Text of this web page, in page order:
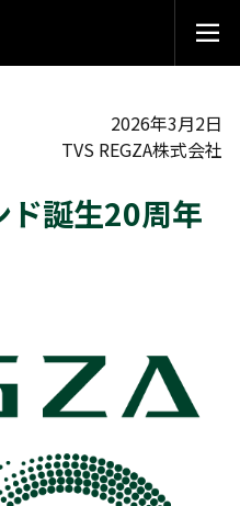
2026年3月2日
TVS REGZA株式会社
ド誕生20周年